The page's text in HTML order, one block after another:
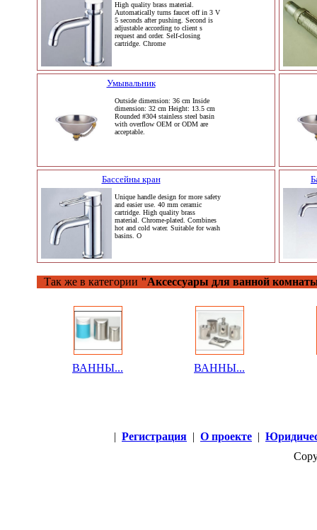
High quality brass material.
Automatically turns faucet off in 3 V
5 seconds after pushing. Second is
adjustable according to client s
request and order. Self-closing
cartridge. Chrome
Умывальник
Outside dimension: 36 cm Inside
dimension: 32 cm Height: 13.5 cm
Rounded #304 stainless steel basin
with overflow OEM or ODM are
acceptable.
Бассейны кран
Unique handle design for more safety
and easier use. 40 mm ceramic
cartridge. High quality brass
material. Chrome-plated. Combines
hot and cold water. Suitable for wash
basins. O
Так же в категории "Аксессуары для ванной
ВАННЫ... ВАННЫ...
| Регистрация | О проекте |